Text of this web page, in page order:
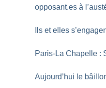
opposant.es à
Ils et elles
Paris-La Chapelle :
Aujourd’hui le